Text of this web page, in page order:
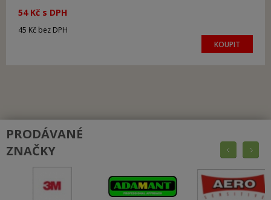
54 Kč s DPH
45 Kč bez DPH
KOUPIT
PRODÁVANÉ
ZNAČKY